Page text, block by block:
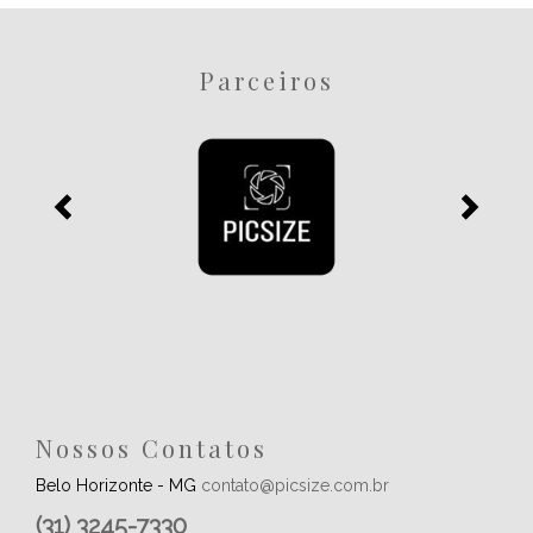
Parceiros
Nossos Contatos
Belo Horizonte - MG contato@picsize.com.br
(31) 3245-7330